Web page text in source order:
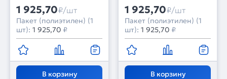
1 925,70₽/шт
Пакет (полиэтилен) (1
шт): 1 925,70 ₽
В корзину
1 925,70₽/шт
Пакет (полиэтилен) (1
шт): 1 925,70 ₽
В корзину